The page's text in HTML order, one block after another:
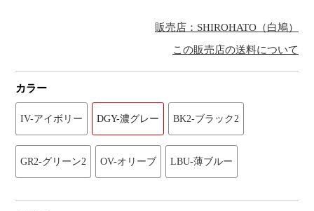
販売店：SHIROHATO（白鳩）
この販売店の送料について
カラー
IV-アイボリー DGY-濃グレー BK2-ブラック2
GR2-グリーン2 OV-オリーブ LBU-薄ブルー